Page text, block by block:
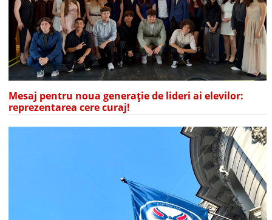
Mesaj pentru noua generație de lideri ai elevilor:
reprezentarea cere curaj!